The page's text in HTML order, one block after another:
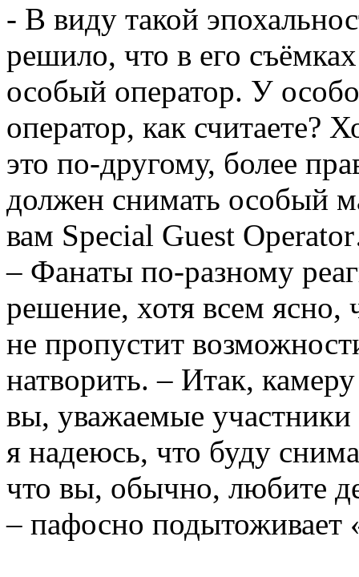
- В виду такой
решило, что в его
особый оператор. У
оператор, как
это по-другому, более
должен снимать особый
вам Special Guest
– Фанаты по-разному
решение, хотя всем
не пропустит
натворить. – Итак,
вы, уважаемые участники
я надеюсь, что буду
что вы, обычно, любите
– пафосно подытоживает